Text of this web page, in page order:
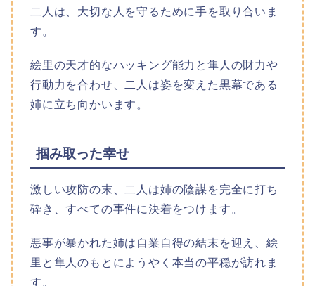
二人は、大切な人を守るために手を取り合いま
す。
絵里の天才的なハッキング能力と隼人の財力や
行動力を合わせ、二人は姿を変えた黒幕である
姉に立ち向かいます。
掴み取った幸せ
激しい攻防の末、二人は姉の陰謀を完全に打ち
砕き、すべての事件に決着をつけます。
悪事が暴かれた姉は自業自得の結末を迎え、絵
里と隼人のもとにようやく本当の平穏が訪れま
す。